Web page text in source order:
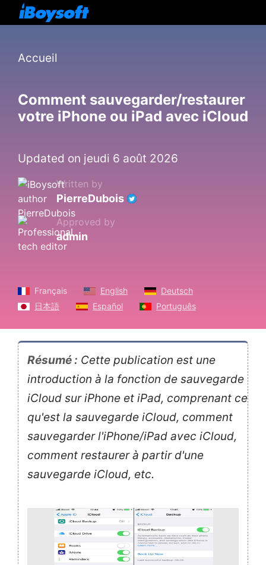
Accueil
Comment sauvegarder/restaurer
votre iPhone ou iPad avec iCloud
Updated on jeudi 6 août 2026
Written by
PierreDubois
Approved by
admin
Français English
Deutsch
日本語
Español Português
Résumé : Cette publication est une
introduction à la fonction de sauvegarde
iCloud sur iPhone et iPad, comprenant ce
qu'est la sauvegarde iCloud, comment
sauvegarder l'iPhone/iPad avec iCloud,
comment restaurer à partir d'une
sauvegarde iCloud, etc.